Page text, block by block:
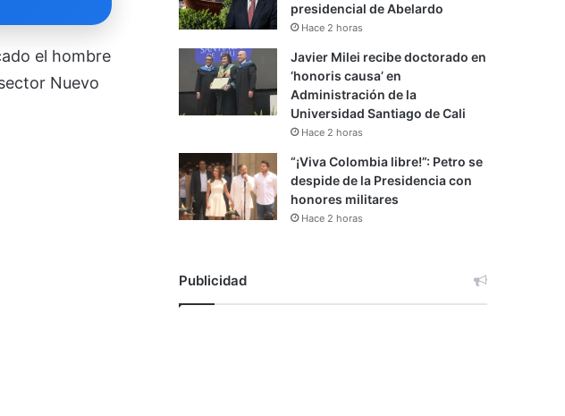
el hombre
Nuevo
presidencial de Abelardo
Hace 2 horas
Javier Milei recibe doctorado en
‘honoris causa’ en
Administración de la
Universidad Santiago de Cali
Hace 2 horas
“¡Viva Colombia libre!”: Petro se
despide de la Presidencia con
honores militares
Hace 2 horas
Publicidad